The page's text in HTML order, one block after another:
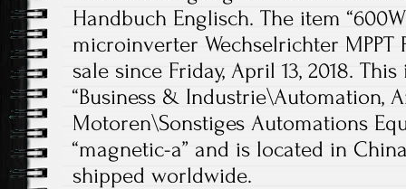
Handbuch Englisch. The item
microinverter Wechselrichter MPPT
sale since Friday, April 13, 2018.
“Business & Industrie\Automation,
Motoren\Sonstiges Automations
“magnetic-a” and is located in
shipped worldwide.